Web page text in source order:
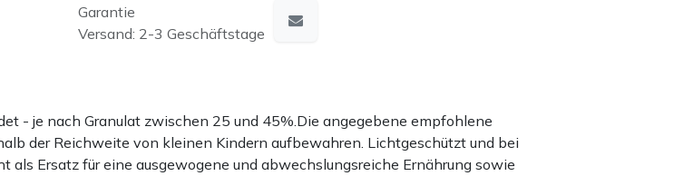
Garantie
Versand: 2-3 Geschäftstage
- je nach Granulat zwischen 25 und 45%.Die angegebene empfohlene
der Reichweite von kleinen Kindern aufbewahren. Lichtgeschützt und bei
Ersatz für eine ausgewogene und abwechslungsreiche Ernährung sowie